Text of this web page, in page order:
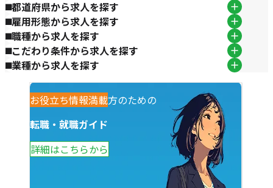
都道府県から求人を探す
雇用形態から求人を探す
職種から求人を探す
こだわり条件から求人を探す
業種から求人を探す
観光業で働きたい方のための
転職・就職ガイド
詳細はこちらから
お役立ち情報満載